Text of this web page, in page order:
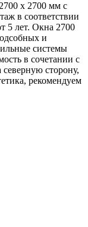
х 2700 мм с
в соответствии
5 лет. Окна 2700
и
системы
в сочетании с
сторону,
рекомендуем